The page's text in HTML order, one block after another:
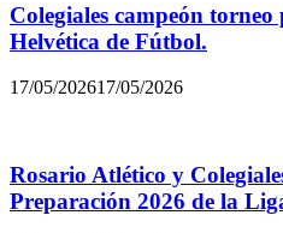
Colegiales campeón
Helvética de Fútbol.
17/05/202617/05/2026
Rosario Atlético y
Preparación 2026 de la